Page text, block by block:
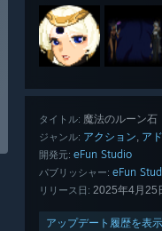
タイトル: 魔法のルーン石
ジャンル: アクション, ア
開発元: eFun Studio
パブリッシャー: eFun
リリース日: 2025年4月25
アップデート履歴を表示